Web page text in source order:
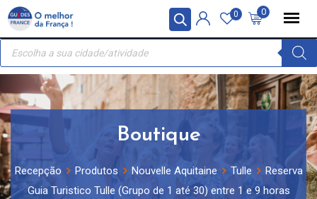
Painel de Gerenciamento de Cookies
Skip
content
0
0
Recherche
produits
Boutique
Recepção Produtos Nouvelle Aquitaine Tulle
Reserva
Guia Turistico Tulle (Grupo de 1 até 30) entre 1 e 9 horas